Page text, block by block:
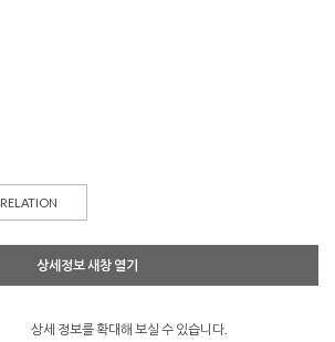
RELATION
상세정보 새창 열기
상세 정보를 확대해 보실 수 있습니다.